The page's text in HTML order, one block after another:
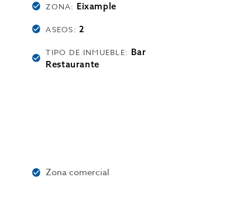
ZONA: Eixample
ASEOS:2
TIPO DE INMUEBLE: Bar
Restaurante
Zona comercial